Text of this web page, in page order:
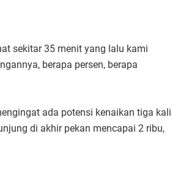
sekitar 35 menit yang lalu kami
berapa persen, berapa
ada potensi kenaikan tiga kali
di akhir pekan mencapai 2 ribu,